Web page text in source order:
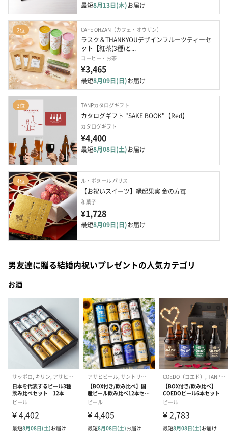
最短8月13日(木)お届け
2位 CAFE OHZAN（カフェ・オウザン）
ラスク＆THANKYOUデザインフルーツティーセ
ット【紅茶(3種)と...
コーヒー・お茶
¥3,465
最短8月09日(日)お届け
3位 TANPカタログギフト
カタログギフト "SAKE BOOK"【Red】
カタログギフト
¥4,400
最短8月08日(土)お届け
4位 ル・ボヌール パリス
【お祝いスイーツ】縁起果実 金の寿苺
和菓子
¥1,728
最短8月09日(日)お届け
男友達に贈る結婚内祝いプレゼントの人気カテゴリ
お酒